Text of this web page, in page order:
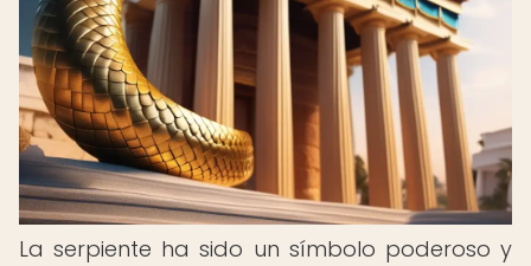
La serpiente ha sido un símbolo poderoso y